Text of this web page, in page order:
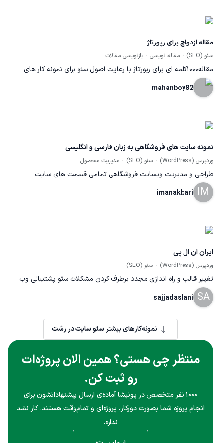
مقاله ازدواج برای رپورتاژ
سئو (SEO) مقاله نویسی بازنویسی مقالات
مقاله۱۰۰۰کلمه ای برای رپورتاژ با رعایت اصول سئو برای نمونه کار های
بیشتر به تلگرام @mahanmh2مراجعه کنید
mahanboy82
نمونه سایت های فروشگاهی به زبان فارسی و انگلیسی
وردپرس (WordPress) سئو (SEO) مدیریت محصول
طراحی و مدیریت وبسایت فروشگاهی تمامی قسمت های سایت
انجام شده است و طراحی اولیه بر عهده گروه دیگری بوده است.
IM
imanakbari
ایران ان ال پی
وردپرس (WordPress) سئو (SEO)
تغییر قالب و راه اندازی مجدد برطرف کردن مشکلات سئو پشتیبانی وب
سایت بهینه سازی سایت
SA
sajjadaslani
نمونه‌کارهای بیشتر سئو سایت در رشت
منتظر چی هستی؟ همین الان پروژه‌ات
رو ثبت کن.
۱۰۰۰ نفر متخصص در پونیشا آماده‌ی ارسال پیشنهاداتشون برای
انجام پروژه شما بصورت دورکار، پروژه‌ای و تمام‌وقت هستند. کار نشد
نداره.